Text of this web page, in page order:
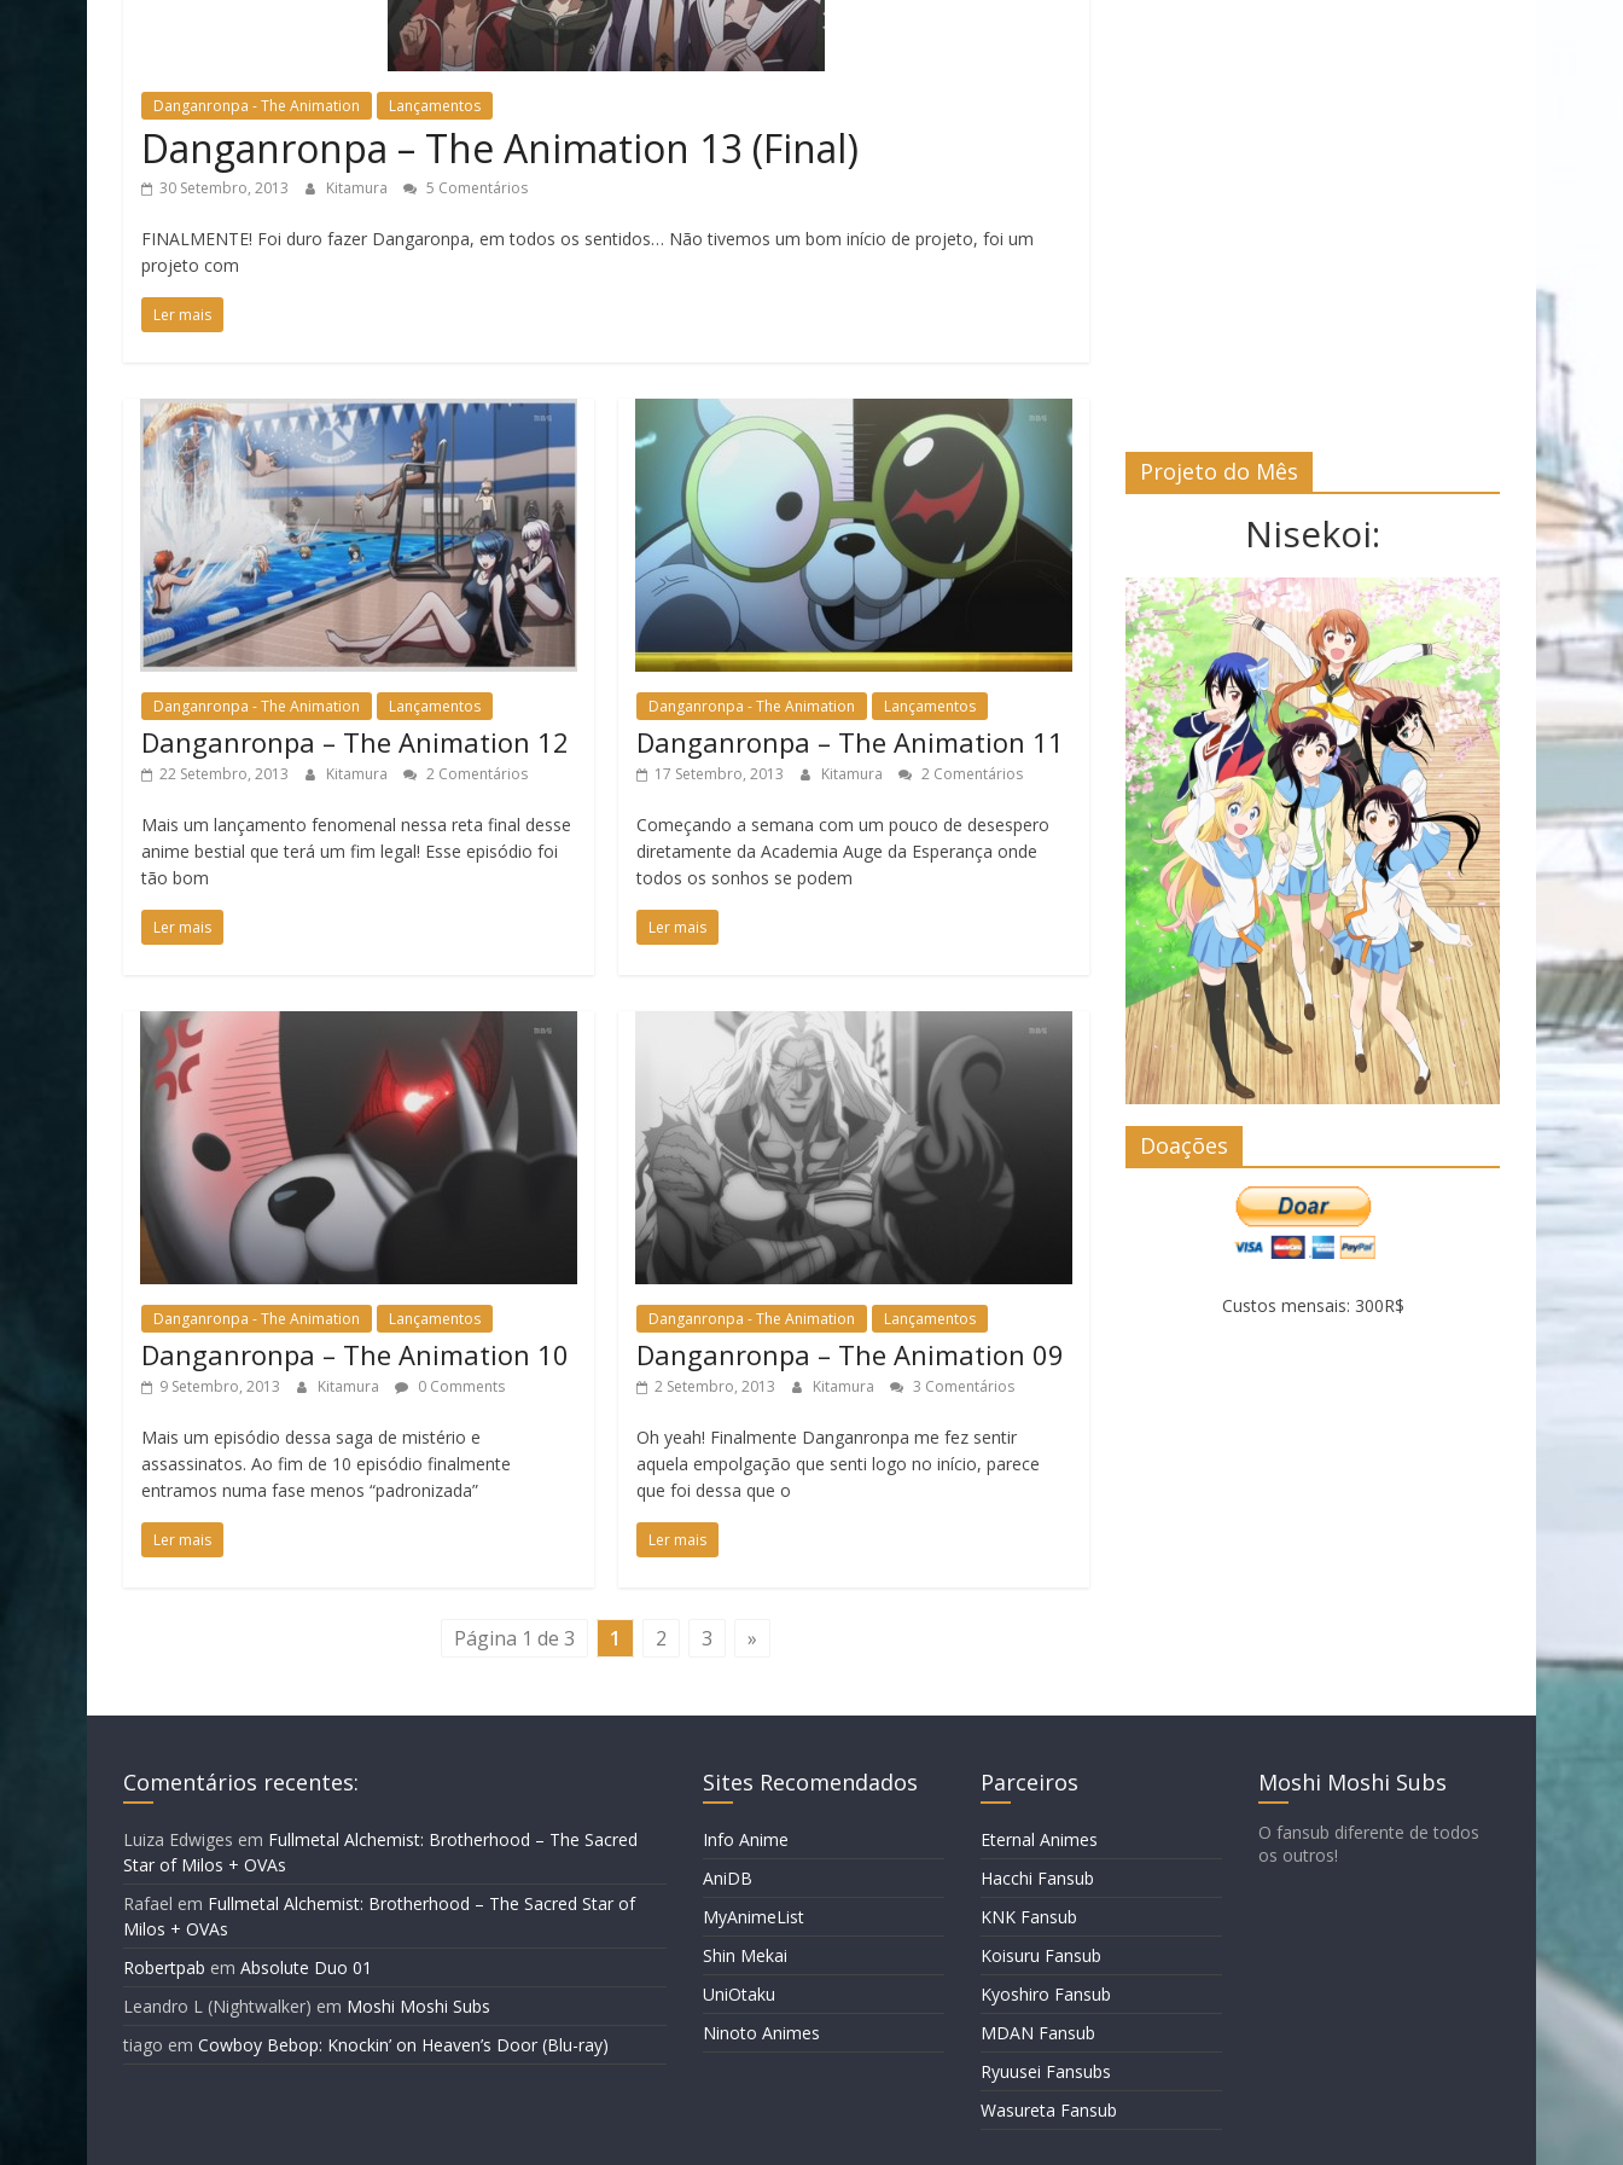
Danganronpa - The Animation Lançamentos
Danganronpa – The Animation 13 (Final)
30 Setembro, 2013 Kitamura 5 Comentários
FINALMENTE! Foi duro fazer Dangaronpa, em todos os sentidos… Não tivemos um bom início de projeto, foi um
projeto com
Ler mais
Danganronpa - The Animation Lançamentos
Danganronpa – The Animation 12
22 Setembro, 2013 Kitamura 2 Comentários
Mais um lançamento fenomenal nessa reta final desse
anime bestial que terá um fim legal! Esse episódio foi
tão bom
Ler mais
Danganronpa - The Animation Lançamentos
Danganronpa – The Animation 11
17 Setembro, 2013 Kitamura 2 Comentários
Começando a semana com um pouco de desespero
diretamente da Academia Auge da Esperança onde
todos os sonhos se podem
Ler mais
Danganronpa - The Animation Lançamentos
Danganronpa – The Animation 10
9 Setembro, 2013 Kitamura 0 Comments
Mais um episódio dessa saga de mistério e
assassinatos. Ao fim de 10 episódio finalmente
entramos numa fase menos “padronizada”
Ler mais
Danganronpa - The Animation Lançamentos
Danganronpa – The Animation 09
2 Setembro, 2013 Kitamura 3 Comentários
Oh yeah! Finalmente Danganronpa me fez sentir
aquela empolgação que senti logo no início, parece
que foi dessa que o
Ler mais
Página 1 de 3 1 2 3 »
Projeto do Mês
Nisekoi:
Doações
Custos mensais: 300R$
Comentários recentes:
Luiza Edwiges em Fullmetal Alchemist: Brotherhood – The Sacred
Star of Milos + OVAs
Rafael em Fullmetal Alchemist: Brotherhood – The Sacred Star of
Milos + OVAs
Robertpab em Absolute Duo 01
Leandro L (Nightwalker) em Moshi Moshi Subs
tiago em Cowboy Bebop: Knockin’ on Heaven’s Door (Blu-ray)
Sites Recomendados
Info Anime
AniDB
MyAnimeList
Shin Mekai
UniOtaku
Ninoto Animes
Parceiros
Eternal Animes
Hacchi Fansub
KNK Fansub
Koisuru Fansub
Kyoshiro Fansub
MDAN Fansub
Ryuusei Fansubs
Wasureta Fansub
Moshi Moshi Subs
O fansub diferente de todos
os outros!